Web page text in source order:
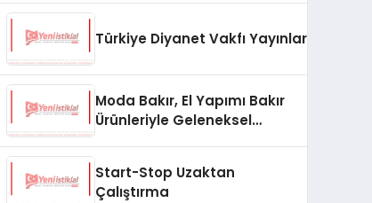
Türkiye Diyanet Vakfı Yayınları, Yeni
Moda Bakır, El Yapımı Bakır
Ürünleriyle Geleneksel
Start-Stop Uzaktan
Çalıştırma